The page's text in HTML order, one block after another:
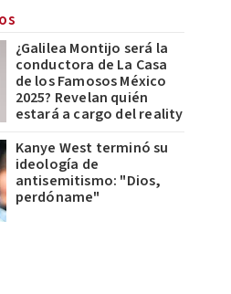
¿Galilea Montijo será la
conductora de La Casa
de los Famosos México
2025? Revelan quién
estará a cargo del reality
Kanye West terminó su
ideología de
antisemitismo: "Dios,
perdóname"